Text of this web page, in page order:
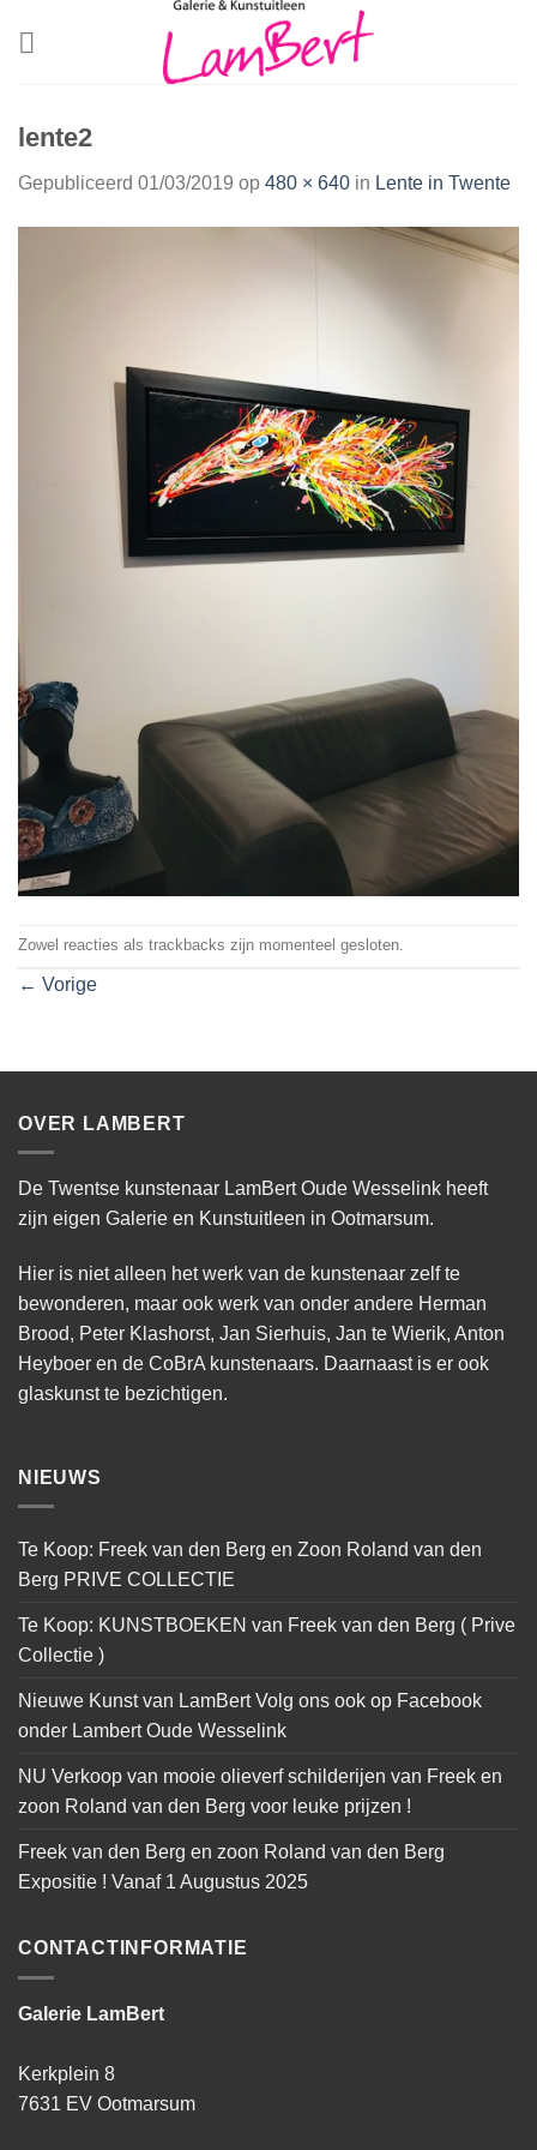
lente2
Gepubliceerd 01/03/2019 op 480 × 640 in Lente in Twente
Zowel reacties als trackbacks zijn momenteel gesloten.
← Vorige
OVER LAMBERT
De Twentse kunstenaar LamBert Oude Wesselink heeft
zijn eigen Galerie en Kunstuitleen in Ootmarsum.
Hier is niet alleen het werk van de kunstenaar zelf te
bewonderen, maar ook werk van onder andere Herman
Brood, Peter Klashorst, Jan Sierhuis, Jan te Wierik, Anton
Heyboer en de CoBrA kunstenaars. Daarnaast is er ook
glaskunst te bezichtigen.
NIEUWS
Te Koop: Freek van den Berg en Zoon Roland van den
Berg PRIVE COLLECTIE
Te Koop: KUNSTBOEKEN van Freek van den Berg ( Prive
Collectie )
Nieuwe Kunst van LamBert Volg ons ook op Facebook
onder Lambert Oude Wesselink
NU Verkoop van mooie olieverf schilderijen van Freek en
zoon Roland van den Berg voor leuke prijzen !
Freek van den Berg en zoon Roland van den Berg
Expositie ! Vanaf 1 Augustus 2025
CONTACTINFORMATIE
Galerie LamBert
Kerkplein 8
7631 EV Ootmarsum